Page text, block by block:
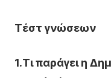
Τέστ γνώσεων
1.Τι παράγει η